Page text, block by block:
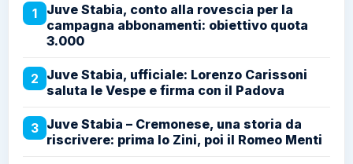
1
Juve Stabia, conto alla rovescia per la
campagna abbonamenti: obiettivo quota
3.000
2 Juve Stabia, ufficiale: Lorenzo Carissoni
saluta le Vespe e firma con il Padova
3 Juve Stabia – Cremonese, una storia da
riscrivere: prima lo Zini, poi il Romeo Menti